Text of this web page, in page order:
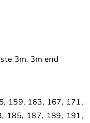
3m, 3m end
159, 163, 167, 171,
185, 187, 189, 191,